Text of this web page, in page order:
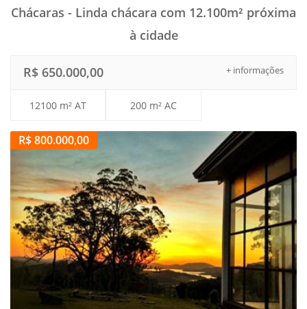
Chácaras - Linda chácara com 12.100m² próxima
à cidade
+ informações
R$ 650.000,00
12100 m² AT 200 m² AC
R$ 800.000,00